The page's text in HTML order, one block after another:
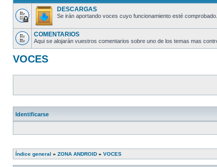
DESCARGAS
Se irán aportando voces cuyo funcionamiento esté comprobado.
COMENTARIOS
Aqui se alojarán vuestros comentarios sobre uno de los temas mas
VOCES
Identificarse
Índice general » ZONA ANDROID » VOCES